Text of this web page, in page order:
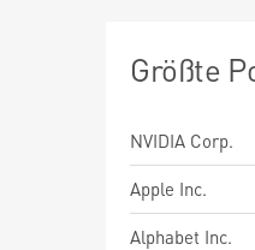
Größte
NVIDIA Corp.
Apple Inc.
Alphabet Inc.